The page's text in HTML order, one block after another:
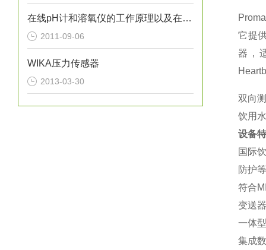
在线pH计和溶氧仪的工作原理以及在污水处理中的应用
2011-09-06
WIKA压力传感器
2013-03-30
它提
器，
双向
饮用
设备
国际
防护
符合
变送
一体
集成